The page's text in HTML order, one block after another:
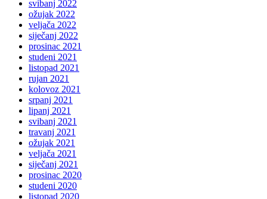
svibanj 2022
ožujak 2022
veljača 2022
siječanj 2022
prosinac 2021
studeni 2021
listopad 2021
rujan 2021
kolovoz 2021
srpanj 2021
lipanj 2021
svibanj 2021
travanj 2021
ožujak 2021
veljača 2021
siječanj 2021
prosinac 2020
studeni 2020
listopad 2020